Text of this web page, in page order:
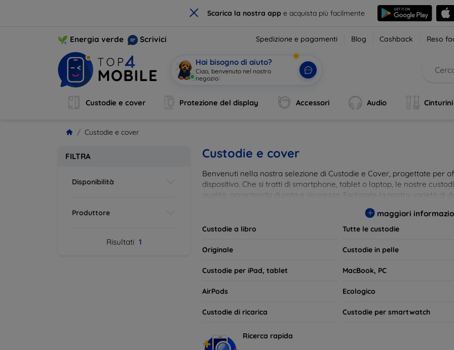
× Scarica la nostra appe acquista più facilmente
Energia verde Scrivici Spedizione e pagamenti Blog Cashback Reso
Hai bisogno di aiuto?
Ciao, benvenuto nel nostro
negozio
Custodie e cover Protezione del display Accessori Audio Cinturini
Custodie e cover
FILTRA
Disponibilità
Produttore
Risultati 1
Custodie e cover
Benvenuti nella nostra selezione di Custodie e Cover, progettate per
dispositivo. Che si tratti di smartphone, tablet o laptop, le nostre
qualità, garantendo durata e sicurezza. Esplorate la nostra varietà di
maggiori
Custodie a libro Tutte le custodie
Originale Custodie in pelle
Custodie per iPad, tablet MacBook, PC
AirPods Ecologico
Custodie di ricarica Custodie per smartwatch
Ricerca rapida